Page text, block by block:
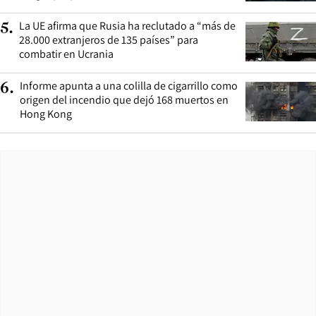
5. La UE afirma que Rusia ha reclutado a “más de
28.000 extranjeros de 135 países” para
combatir en Ucrania
6. Informe apunta a una colilla de cigarrillo como
origen del incendio que dejó 168 muertos en
Hong Kong